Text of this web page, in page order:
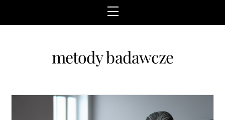
Menu
metody badawcze